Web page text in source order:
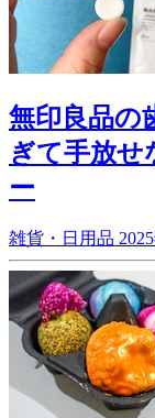
無印良品の
ぎて手放せ
ー
雑貨・日用品